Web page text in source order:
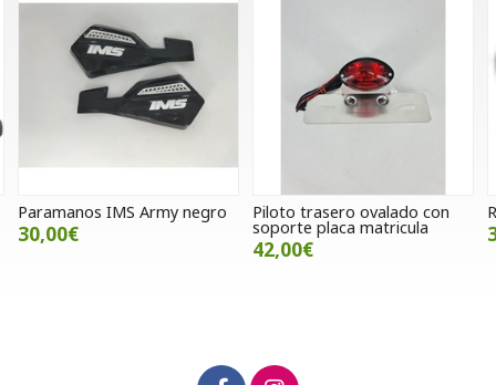
Piloto trasero ovalado con
soporte placa matricula
42,00€
Respaldo Givi E370
35,00€